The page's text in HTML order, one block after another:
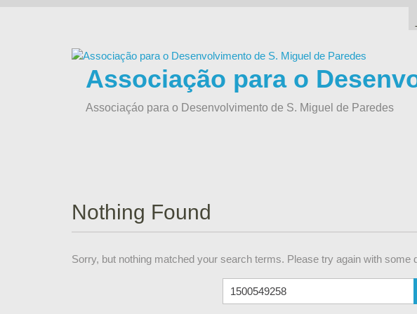
Associação para o
Associaçáo para o Desenvolvimento de S. Miguel de Paredes
Nothing Found
Sorry, but nothing matched your search terms. Please try again with some